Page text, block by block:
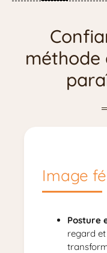
méthode
Image
Posture
regard